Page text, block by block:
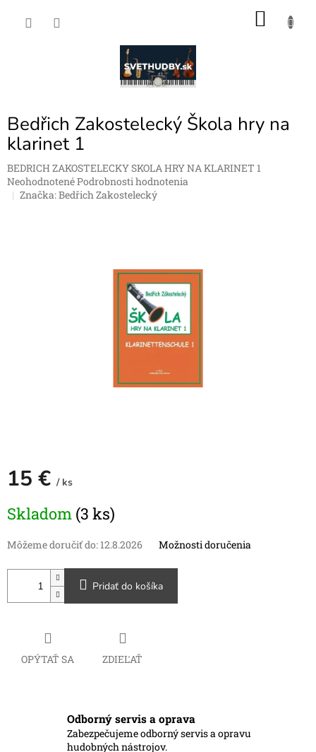
Bedřich Zakostelecký Škola hry na
klarinet 1
BEDRICH ZAKOSTELECKY SKOLA HRY NA KLARINET 1
Priemerné
hodnotenie
NeohodnotenéPodrobnosti hodnotenia
Značka:Bedřich Zakostelecký
15 € / ks
cena:
Skladom (3 ks)
Môžeme doručiť do: 12.8.2026 Možnosti doručenia
Pridať do košíka
OPÝTAŤ SA ZDIEĽAŤ
Odborný servis a oprava
Zabezpečujeme odborný servis a opravu
hudobných nástrojov.